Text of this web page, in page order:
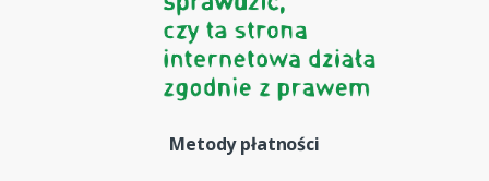
Metody płatności